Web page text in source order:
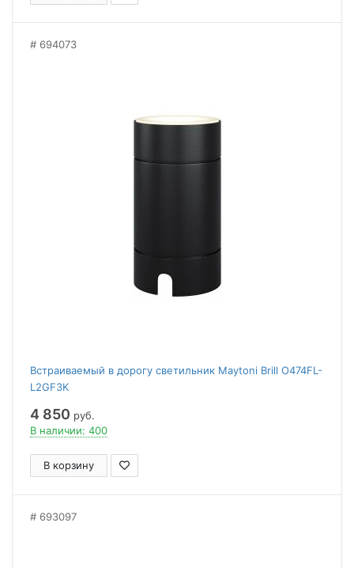
694073
Встраиваемый в дорогу светильник Maytoni Brill O474FL-
L2GF3K
4 850 руб.
В наличии: 400
В корзину
693097